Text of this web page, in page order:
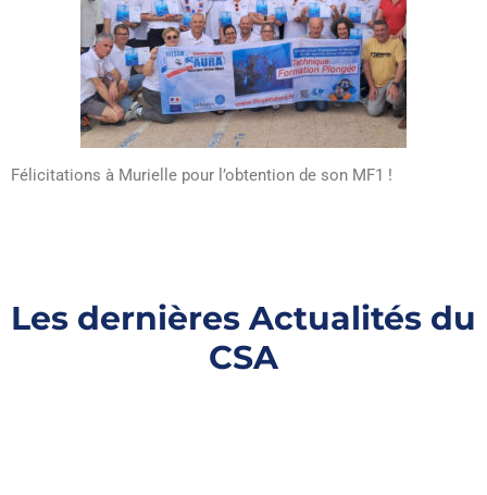
Félicitations à Murielle pour l’obtention de son MF1 !
Les dernières Actualités du
CSA